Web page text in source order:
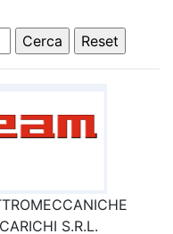
S.R.L.